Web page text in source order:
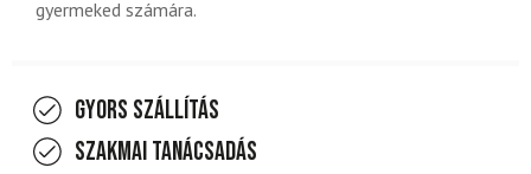
gyermeked számára.
Gyors szállítás
Szakmai tanácsadás